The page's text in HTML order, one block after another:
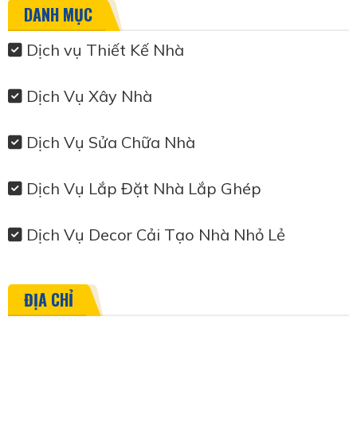
DANH MỤC
Dịch vụ Thiết Kế Nhà
Dịch Vụ Xây Nhà
Dịch Vụ Sửa Chữa Nhà
Dịch Vụ Lắp Đặt Nhà Lắp Ghép
Dịch Vụ Decor Cải Tạo Nhà Nhỏ Lẻ
ĐỊA CHỈ